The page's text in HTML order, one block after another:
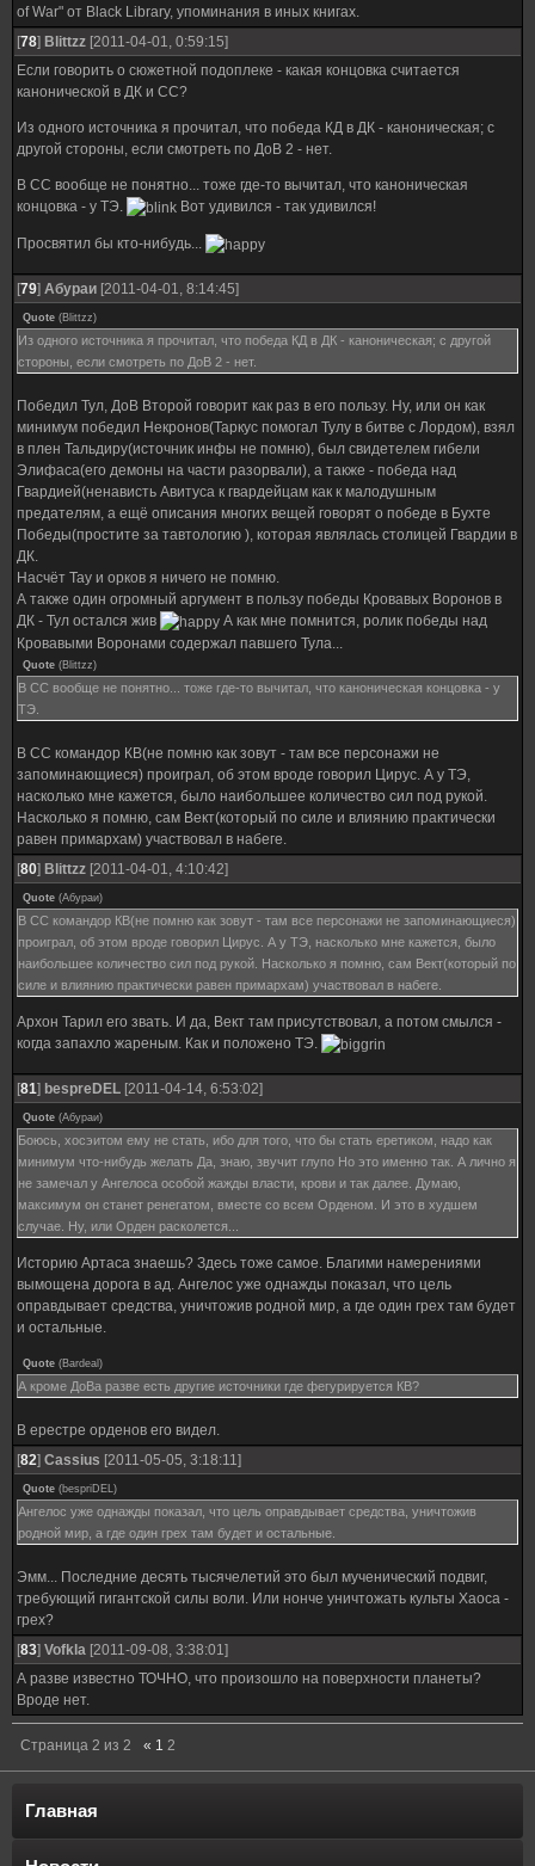
of War" от Black Library, упоминания в иных книгах.
[78] Blittzz [2011-04-01, 0:59:15]
Если говорить о сюжетной подоплеке - какая концовка считается
канонической в ДК и СС?
Из одного источника я прочитал, что победа КД в ДК - каноническая; с
другой стороны, если смотреть по ДоВ 2 - нет.
В СС вообще не понятно... тоже где-то вычитал, что каноническая
концовка - у ТЭ.
Вот удивился - так удивился!
Просвятил бы кто-нибудь...
[79] Абураи [2011-04-01, 8:14:45]
Quote (Blittzz)
Из одного источника я прочитал, что победа КД в ДК - каноническая; с другой
стороны, если смотреть по ДоВ 2 - нет.
Победил Тул, ДоВ Второй говорит как раз в его пользу. Ну, или он как
минимум победил Некронов(Таркус помогал Тулу в битве с Лордом), взял
в плен Тальдиру(источник инфы не помню), был свидетелем гибели
Элифаса(его демоны на части разорвали), а также - победа над
Гвардией(ненависть Авитуса к гвардейцам как к малодушным
предателям, а ещё описания многих вещей говорят о победе в Бухте
Победы(простите за тавтологию ), которая являлась столицей Гвардии в
ДК.
Насчёт Тау и орков я ничего не помню.
А также один огромный аргумент в пользу победы Кровавых Воронов в
ДК - Тул остался жив
А как мне помнится, ролик победы над
Кровавыми Воронами содержал павшего Тула...
Quote (Blittzz)
В СС вообще не понятно... тоже где-то вычитал, что каноническая концовка - у
ТЭ.
В СС командор КВ(не помню как зовут - там все персонажи не
запоминающиеся) проиграл, об этом вроде говорил Цирус. А у ТЭ,
насколько мне кажется, было наибольшее количество сил под рукой.
Насколько я помню, сам Вект(который по силе и влиянию практически
равен примархам) участвовал в набеге.
[80] Blittzz [2011-04-01, 4:10:42]
Quote (Абураи)
В СС командор КВ(не помню как зовут - там все персонажи не запоминающиеся)
проиграл, об этом вроде говорил Цирус. А у ТЭ, насколько мне кажется, было
наибольшее количество сил под рукой. Насколько я помню, сам Вект(который по
силе и влиянию практически равен примархам) участвовал в набеге.
Архон Тарил его звать. И да, Вект там присутствовал, а потом смылся -
когда запахло жареным. Как и положено ТЭ.
[81] bespreDEL [2011-04-14, 6:53:02]
Quote (Абураи)
Боюсь, хосэитом ему не стать, ибо для того, что бы стать еретиком, надо как
минимум что-нибудь желать Да, знаю, звучит глупо Но это именно так. А лично я
не замечал у Ангелоса особой жажды власти, крови и так далее. Думаю,
максимум он станет ренегатом, вместе со всем Орденом. И это в худшем
случае. Ну, или Орден расколется...
Историю Артаса знаешь? Здесь тоже самое. Благими намерениями
вымощена дорога в ад. Ангелос уже однажды показал, что цель
оправдывает средства, уничтожив родной мир, а где один грех там будет
и остальные.
Quote (Bardeal )
А кроме ДоВа разве есть другие источники где фегурируется КВ?
В ерестре орденов его видел.
[82] Cassius [2011-05-05, 3:18:11]
Quote (bespriDEL)
Ангелос уже однажды показал, что цель оправдывает средства, уничтожив
родной мир, а где один грех там будет и остальные.
Эмм... Последние десять тысячелетий это был мученический подвиг,
требующий гигантской силы воли. Или нонче уничтожать культы Хаоса -
грех?
[83] Vofkla [2011-09-08, 3:38:01]
А разве известно ТОЧНО, что произошло на поверхности планеты?
Вроде нет.
Страница 2 из 2 « 1 2
Главная